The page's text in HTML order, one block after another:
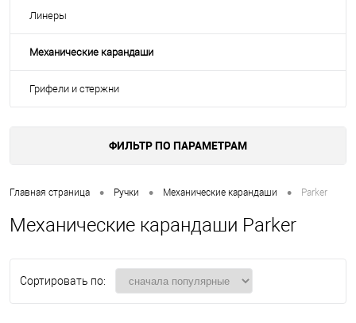
Линеры
Механические карандаши
Грифели и стержни
ФИЛЬТР ПО ПАРАМЕТРАМ
Главная страница • Ручки • Механические карандаши • Parker
Механические карандаши Parker
Сортировать по: